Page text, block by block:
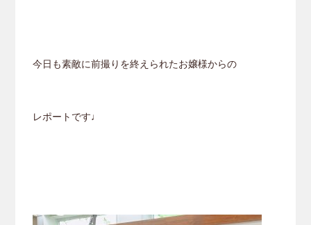
今日も素敵に前撮りを終えられたお嬢様からの
レポートです♩